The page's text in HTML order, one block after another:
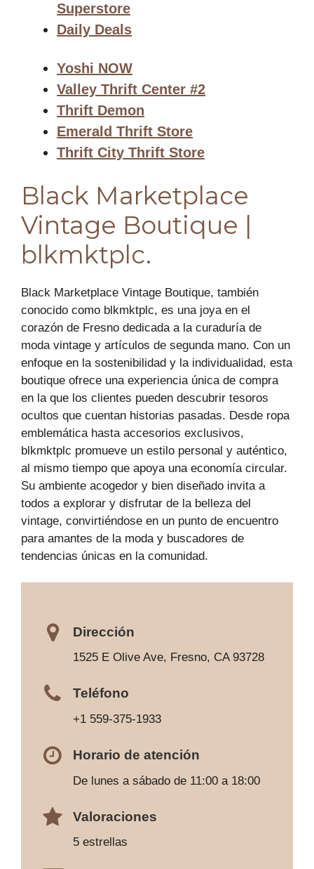
Superstore
Daily Deals
Yoshi NOW
Valley Thrift Center #2
Thrift Demon
Emerald Thrift Store
Thrift City Thrift Store
Black Marketplace
Vintage Boutique |
blkmktplc.
Black Marketplace Vintage Boutique, también
conocido como blkmktplc, es una joya en el
corazón de Fresno dedicada a la curaduría de
moda vintage y artículos de segunda mano. Con un
enfoque en la sostenibilidad y la individualidad, esta
boutique ofrece una experiencia única de compra
en la que los clientes pueden descubrir tesoros
ocultos que cuentan historias pasadas. Desde ropa
emblemática hasta accesorios exclusivos,
blkmktplc promueve un estilo personal y auténtico,
al mismo tiempo que apoya una economía circular.
Su ambiente acogedor y bien diseñado invita a
todos a explorar y disfrutar de la belleza del
vintage, convirtiéndose en un punto de encuentro
para amantes de la moda y buscadores de
tendencias únicas en la comunidad.
Dirección
1525 E Olive Ave, Fresno, CA 93728
Teléfono
+1 559-375-1933
Horario de atención
De lunes a sábado de 11:00 a 18:00
Valoraciones
5 estrellas